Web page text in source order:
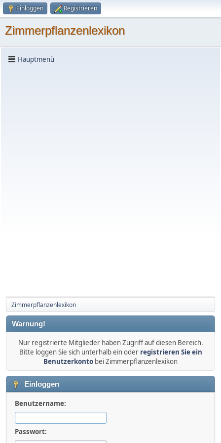
Einloggen Registrieren
Zimmerpflanzenlexikon
Hauptmenü
Zimmerpflanzenlexikon
Warnung!
Nur registrierte Mitglieder haben Zugriff auf diesen Bereich.
Bitte loggen Sie sich unterhalb ein oder registrieren Sie ein
Benutzerkonto bei Zimmerpflanzenlexikon
Einloggen
Benutzername:
Passwort: